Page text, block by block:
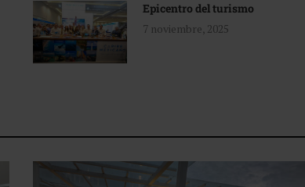
Epicentro del turismo
7 noviembre, 2025